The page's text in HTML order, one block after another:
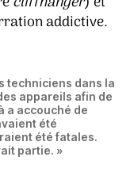
addictive.
techniciens dans la
appareils afin de
a accouché de
été
été fatales.
partie. »